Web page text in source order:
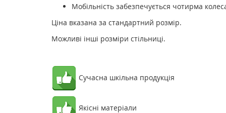
Мобільність забезпечується чотирма
Ціна вказана за стандартний розмір.
Можливі інші розміри стільниці.
Сучасна шкільна продукція
Якісні матеріали